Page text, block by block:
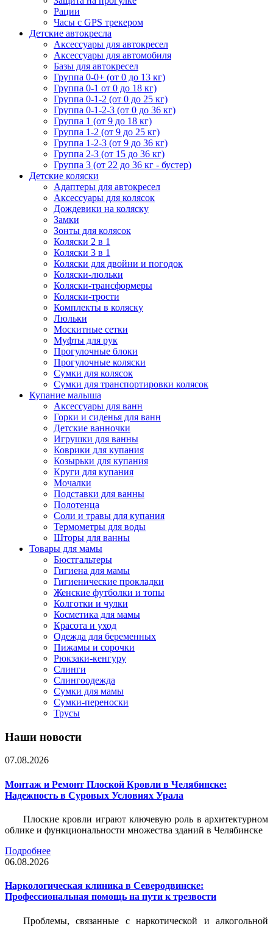
Рации
Часы с GPS трекером
Детские автокресла
Аксессуары для автокресел
Аксессуары для автомобиля
Базы для автокресел
Группа 0-0+ (от 0 до 13 кг)
Группа 0-1 от 0 до 18 кг)
Группа 0-1-2 (от 0 до 25 кг)
Группа 0-1-2-3 (от 0 до 36 кг)
Группа 1 (от 9 до 18 кг)
Группа 1-2 (от 9 до 25 кг)
Группа 1-2-3 (от 9 до 36 кг)
Группа 2-3 (от 15 до 36 кг)
Группа 3 (от 22 до 36 кг - бустер)
Детские коляски
Адаптеры для автокресел
Аксессуары для колясок
Дождевики на коляску
Замки
Зонты для колясок
Коляски 2 в 1
Коляски 3 в 1
Коляски для двойни и погодок
Коляски-люльки
Коляски-трансформеры
Коляски-трости
Комплекты в коляску
Люльки
Москитные сетки
Муфты для рук
Прогулочные блоки
Прогулочные коляски
Сумки для колясок
Сумки для транспортировки колясок
Купание малыша
Аксессуары для ванн
Горки и сиденья для ванн
Детские ванночки
Игрушки для ванны
Коврики для купания
Козырьки для купания
Круги для купания
Мочалки
Подставки для ванны
Полотенца
Соли и травы для купания
Термометры для воды
Шторы для ванны
Товары для мамы
Бюстгальтеры
Гигиена для мамы
Гигиенические прокладки
Женские футболки и топы
Колготки и чулки
Косметика для мамы
Красота и уход
Одежда для беременных
Пижамы и сорочки
Рюкзаки-кенгуру
Слинги
Слингоодежда
Сумки для мамы
Сумки-переноски
Трусы
Наши новости
07.08.2026
Монтаж и Ремонт Плоской Кровли в Челябинске:
Надежность в Суровых Условиях Урала
Плоские кровли играют ключевую роль в архитектурном
облике и функциональности множества зданий в Челябинске
Подробнее
06.08.2026
Наркологическая клиника в Северодвинске:
Профессиональная помощь на пути к трезвости
Проблемы, связанные с наркотической и алкогольной